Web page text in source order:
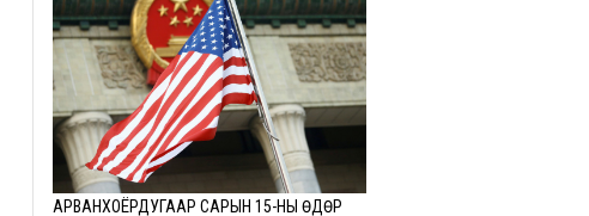
АРВАНХОЁРДУГААР САРЫН 15-НЫ ӨДӨР